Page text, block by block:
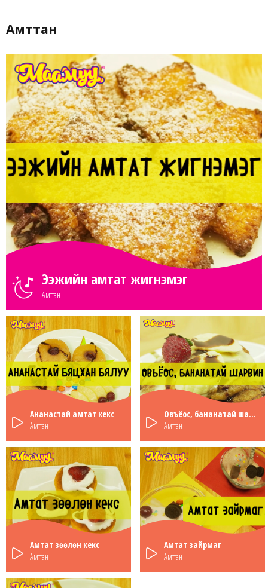
Амттан
Ээжийн амтат жигнэмэг
Амттан
Ананастай амтат кекс
Амттан
Овъёос, бананатай шарвин
Амттан
Амтат зөөлөн кекс
Амттан
Амтат зайрмаг
Амттан